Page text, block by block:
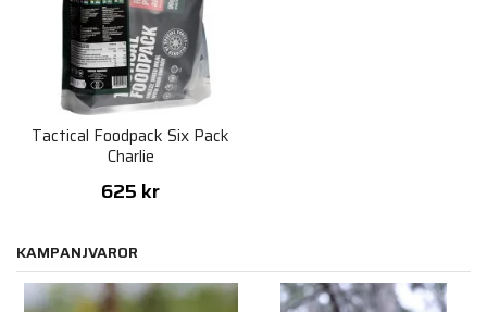
Tactical Foodpack Six Pack
Charlie
625 kr
KAMPANJVAROR